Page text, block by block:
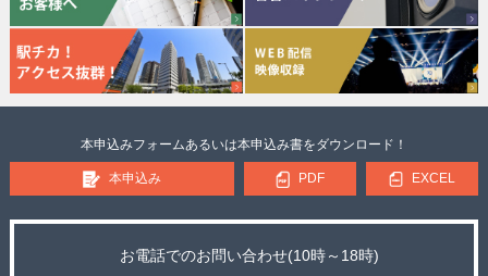
本申込みフォームあるいは本申込み書をダウンロード！
本申込み PDF EXCEL
お電話でのお問い合わせ(10時～18時)